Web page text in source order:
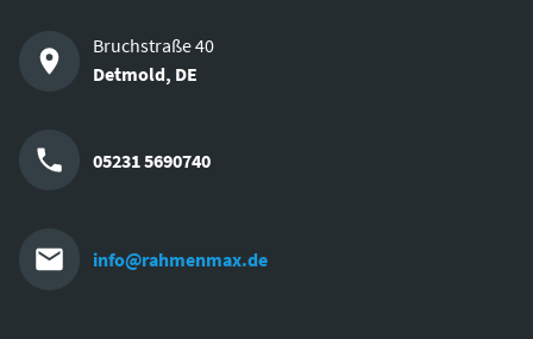
Bruchstraße 40
Detmold, DE
05231 5690740
info@rahmenmax.de